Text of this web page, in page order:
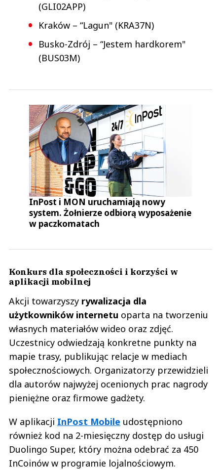
(GLI02APP)
Kraków – “Lagun" (KRA37N)
Busko-Zdrój – “Jestem hardkorem"
(BUS03M)
InPost i MON uruchamiają nowy
system. Żołnierze odbiorą wyposażenie
w paczkomatach
Konkurs dla społeczności i korzyści w
aplikacji mobilnej
Akcji towarzyszy rywalizacja dla
użytkowników internetu oparta na tworzeniu
własnych materiałów wideo oraz zdjęć.
Uczestnicy odwiedzają konkretne punkty na
mapie trasy, publikując relacje w mediach
społecznościowych. Organizatorzy przewidzieli
dla autorów najwyżej ocenionych prac nagrody
pieniężne oraz firmowe gadżety.
W aplikacji InPost Mobile udostępniono
również kod na 2-miesięczny dostęp do usługi
Duolingo Super, który można odebrać za 450
InCoinów w programie lojalnościowym.